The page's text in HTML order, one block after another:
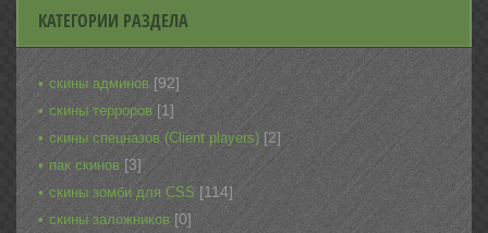
КАТЕГОРИИ РАЗДЕЛА
скины админов [92]
скины терроров [1]
скины спецназов (Client players) [2]
пак скинов [3]
скины зомби для CSS [114]
скины заложников [0]